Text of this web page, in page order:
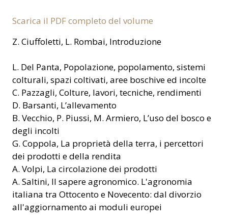
Scarica il PDF completo del volume
Z. Ciuffoletti, L. Rombai, Introduzione
L. Del Panta, Popolazione, popolamento, sistemi
colturali, spazi coltivati, aree boschive ed incolte
C. Pazzagli, Colture, lavori, tecniche, rendimenti
D. Barsanti, L’allevamento
B. Vecchio, P. Piussi, M. Armiero, L’uso del bosco e
degli incolti
G. Coppola, La proprietà della terra, i percettori
dei prodotti e della rendita
A. Volpi, La circolazione dei prodotti
A. Saltini, Il sapere agronomico. L'agronomia
italiana tra Ottocento e Novecento: dal divorzio
all'aggiornamento ai moduli europei